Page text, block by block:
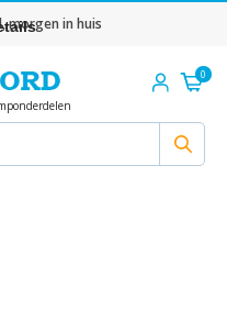
morgen in huis
0